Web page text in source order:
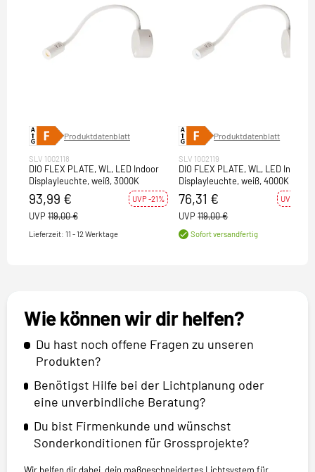
Produktdatenblatt
SLV 1002118
DIO FLEX PLATE, WL, LED Indoor
Displayleuchte, weiß, 3000K
93,99 € UVP -21%
UVP 119,00 €
Lieferzeit: 11 - 12 Werktage
Produktdatenblatt
SLV 1002119
DIO FLEX PLATE, WL, LED Indoor
Displayleuchte, weiß, 4000K
76,31 € UVP -36%
UVP 119,00 €
Sofort versandfertig
Wie können wir dir helfen?
Du hast noch offene Fragen zu unseren
Produkten?
Benötigst Hilfe bei der Lichtplanung oder
eine unverbindliche Beratung?
Du bist Firmenkunde und wünschst
Sonderkonditionen für Grossprojekte?